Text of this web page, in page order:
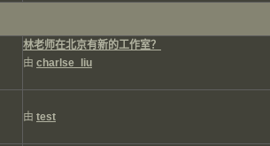
林老师在北京有新的工作室？
由 charlse_liu
由 test